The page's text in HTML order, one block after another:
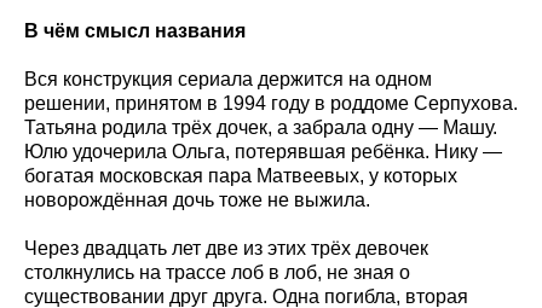
В чём смысл названия
Вся конструкция сериала держится на одном
решении, принятом в 1994 году в роддоме Серпухова.
Татьяна родила трёх дочек, а забрала одну — Машу.
Юлю удочерила Ольга, потерявшая ребёнка. Нику —
богатая московская пара Матвеевых, у которых
новорождённая дочь тоже не выжила.
Через двадцать лет две из этих трёх девочек
столкнулись на трассе лоб в лоб, не зная о
существовании друг друга. Одна погибла, вторая